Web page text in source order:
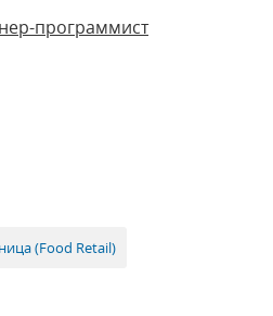
программист
(Food Retail)